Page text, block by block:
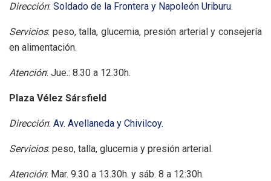
Dirección: Soldado de la Frontera y Napoleón Uriburu.
Servicios: peso, talla, glucemia, presión arterial y consejería
en alimentación.
Atención: Jue.: 8.30 a 12.30h.
Plaza Vélez Sársfield
Dirección: Av. Avellaneda y Chivilcoy.
Servicios: peso, talla, glucemia y presión arterial.
Atención: Mar. 9.30 a 13.30h. y sáb. 8 a 12:30h.